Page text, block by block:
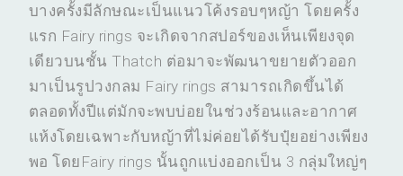
บางครั้งมีลักษณะเป็นแนวโค้งรอบๆหญ้า โดยครั้ง
แรก Fairy rings จะเกิดจากสปอร์ของเห็นเพียงจุด
เดียวบนชั้น Thatch ต่อมาจะพัฒนาขยายตัวออก
มาเป็นรูปวงกลม Fairy rings สามารถเกิดขึ้นได้
ตลอดทั้งปีแต่มักจะพบบ่อยในช่วงร้อนและอากาศ
แห้งโดยเฉพาะกับหญ้าที่ไม่ค่อยได้รับปุ๋ยอย่างเพียง
พอ โดยFairy rings นั้นถูกแบ่งออกเป็น 3 กลุ่มใหญ่ๆ